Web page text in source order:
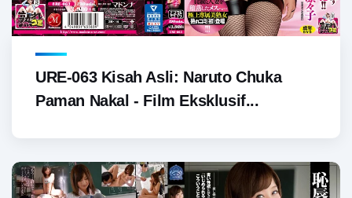
URE-063 Kisah Asli: Naruto Chuka
Paman Nakal - Film Eksklusif...